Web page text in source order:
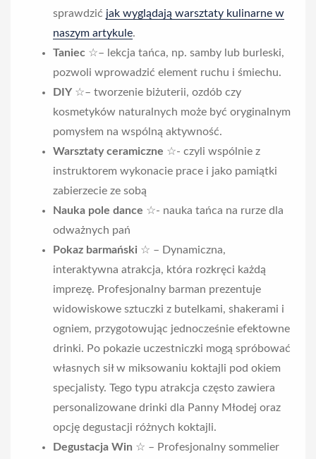
sprawdzić jak wyglądają warsztaty kulinarne w
naszym artykule.
Taniec ☆– lekcja tańca, np. samby lub burleski,
pozwoli wprowadzić element ruchu i śmiechu.
DIY☆– tworzenie biżuterii, ozdób czy
kosmetyków naturalnych może być oryginalnym
pomysłem na wspólną aktywność.
Warsztaty ceramiczne ☆- czyli wspólnie z
instruktorem wykonacie prace i jako pamiątki
zabierzecie ze sobą
Nauka pole dance ☆- nauka tańca na rurze dla
odważnych pań
Pokaz barmański ☆ – Dynamiczna,
interaktywna atrakcja, która rozkręci każdą
imprezę. Profesjonalny barman prezentuje
widowiskowe sztuczki z butelkami, shakerami i
ogniem, przygotowując jednocześnie efektowne
drinki. Po pokazie uczestniczki mogą spróbować
własnych sił w miksowaniu koktajli pod okiem
specjalisty. Tego typu atrakcja często zawiera
personalizowane drinki dla Panny Młodej oraz
opcję degustacji różnych koktajli.
Degustacja Win ☆ – Profesjonalny sommelier